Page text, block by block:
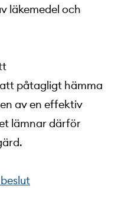
läkemedel och
påtagligt hämma
av en effektiv
lämnar därför